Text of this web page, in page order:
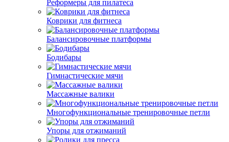
Реформеры для пилатеса
Коврики для фитнеса
Балансировочные платформы
Бодибары
Гимнастические мячи
Массажные валики
Многофункциональные тренировочные петли
Упоры для отжиманий